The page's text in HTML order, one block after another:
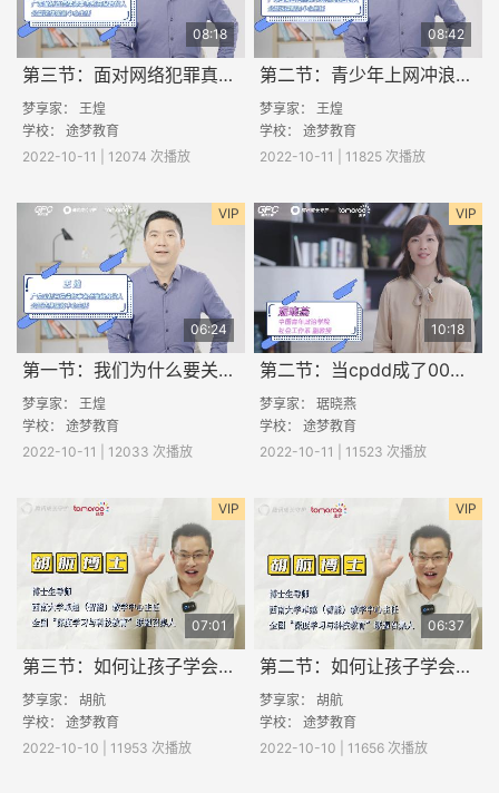
08:18
第三节：面对网络犯罪真的束手无策吗？
梦享家： 王煌
学校： 途梦教育
2022-10-11 | 12074 次播放
08:42
第二节：青少年上网冲浪容易遇到哪些网络安全问题？
梦享家： 王煌
学校： 途梦教育
2022-10-11 | 11825 次播放
VIP
06:24
第一节：我们为什么要关注网络空间权益保护？
梦享家： 王煌
学校： 途梦教育
2022-10-11 | 12033 次播放
VIP
10:18
第二节：当cpdd成了00后通用黑话
梦享家： 琚晓燕
学校： 途梦教育
2022-10-11 | 11523 次播放
VIP
07:01
第三节：如何让孩子学会归纳和迁移？
梦享家： 胡航
学校： 途梦教育
2022-10-10 | 11953 次播放
VIP
06:37
第二节：如何让孩子学会觉知和调和？
梦享家： 胡航
学校： 途梦教育
2022-10-10 | 11656 次播放